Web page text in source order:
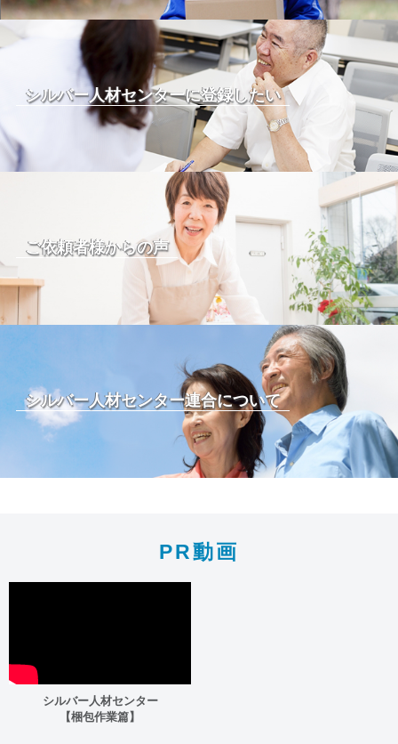
シルバー人材センターに登録したい
ご依頼者様からの声
シルバー人材センター連合について
PR動画
シルバー人材センター
【梱包作業篇】